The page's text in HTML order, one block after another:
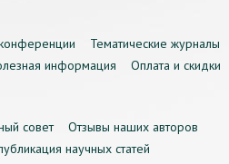
Тематические журналы
информация
Оплата и скидки
совет
Отзывы наших авторов
научных статей